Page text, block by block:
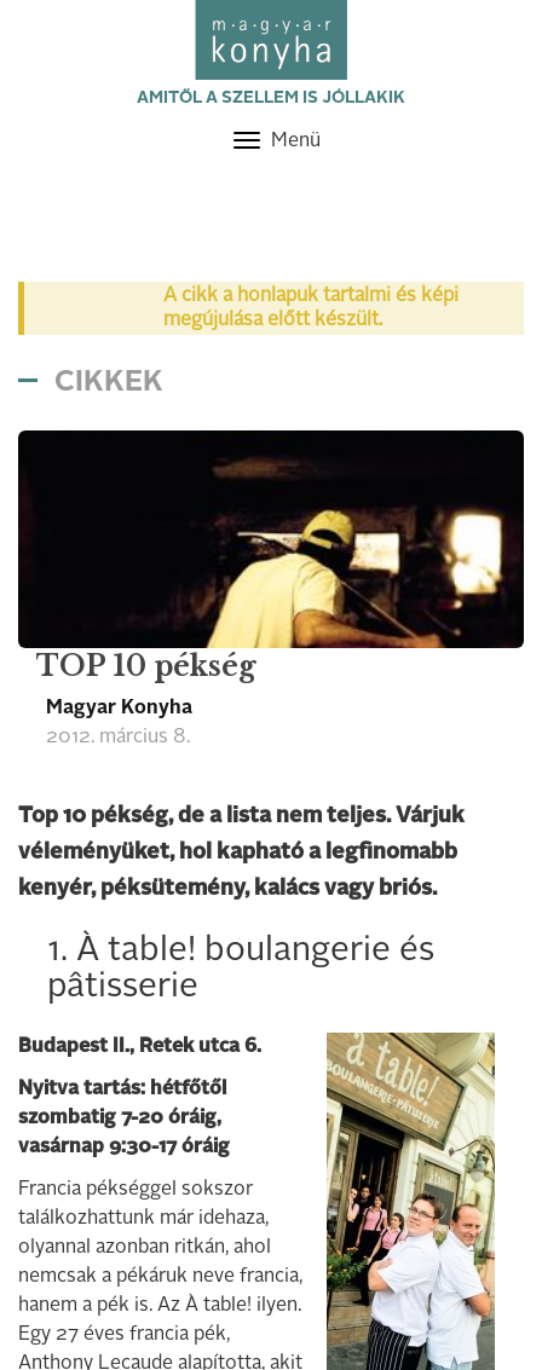
AMITŐL A SZELLEM IS JÓLLAKIK
Toggle
Menü
A cikk a honlapuk tartalmi és képi
megújulása előtt készült.
CIKKEK
TOP 10 pékség
Magyar Konyha
2012. március 8.
Top 10 pékség, de a lista nem teljes. Várjuk
véleményüket, hol kapható a legfinomabb
kenyér, péksütemény, kalács vagy briós.
1. À table! boulangerie és
pâtisserie
Budapest II., Retek utca 6.
Nyitva tartás: hétfőtől
szombatig 7-20 óráig,
vasárnap 9:30-17 óráig
Francia pékséggel sokszor
találkozhattunk már idehaza,
olyannal azonban ritkán, ahol
nemcsak a pékáruk neve francia,
hanem a pék is. Az À table! ilyen.
Egy 27 éves francia pék,
Anthony Lecaude alapította, akit